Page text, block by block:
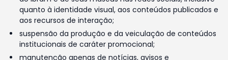
quanto à identidade visual, aos conteúdos publicados e
aos recursos de interação;
suspensão da produção e da veiculação de conteúdos
institucionais de caráter promocional;
manutenção apenas de notícias, avisos e